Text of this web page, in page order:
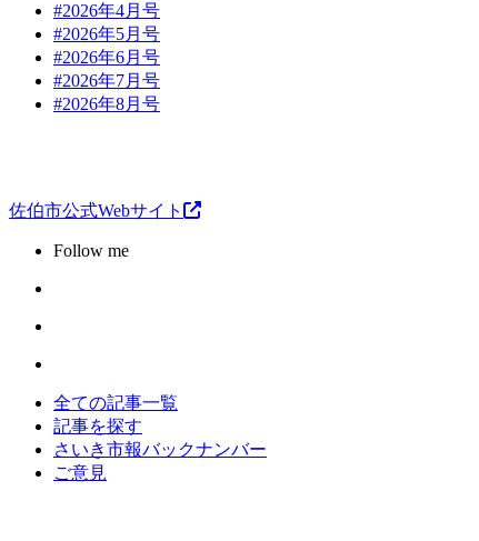
#2026年4月号
#2026年5月号
#2026年6月号
#2026年7月号
#2026年8月号
佐伯市公式Webサイト
Follow me
全ての記事一覧
記事を探す
さいき市報バックナンバー
ご意見